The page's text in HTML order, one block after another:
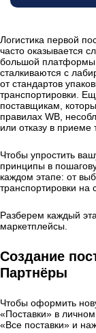
Логистика первой
часто оказывается
большой
сталкиваются с
от стандартов
транспортировки.
поставщикам,
правилах WB,
или отказу в приеме
Чтобы упростить
принципы в
каждом этапе: от
транспортировки на
Разберем каждый
маркетплейсы.
Создание
Партнёры
Чтобы оформить
«Поставки» в
«Все поставки» и